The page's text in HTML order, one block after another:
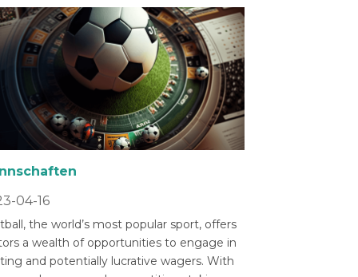
04-16
the world’s most popular sport, offers
a wealth of opportunities to engage in
and potentially lucrative wagers. With